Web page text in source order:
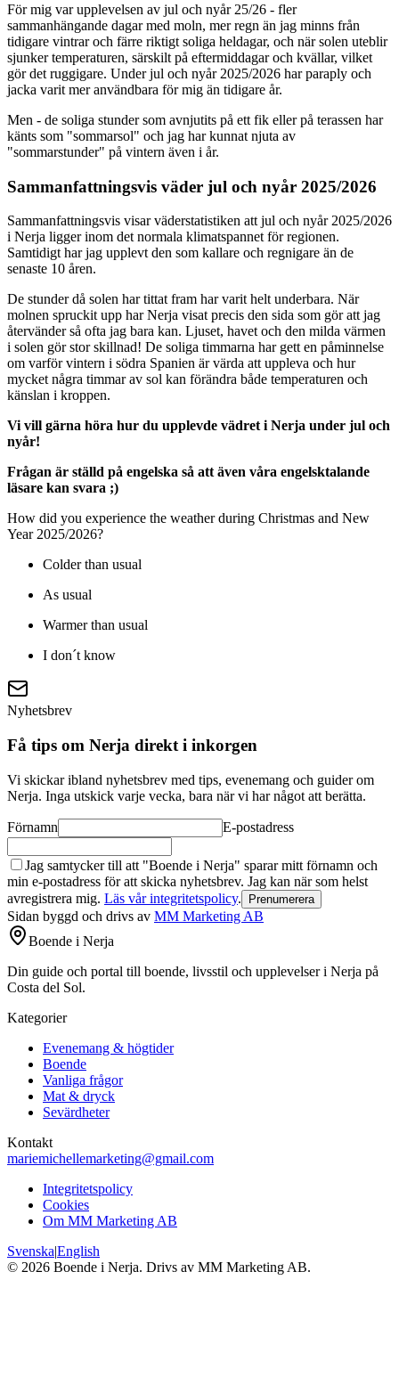
För mig var upplevelsen av jul och nyår 25/26 - fler
sammanhängande dagar med moln, mer regn än jag minns från
tidigare vintrar och färre riktigt soliga heldagar, och när solen uteblir
sjunker temperaturen, särskilt på eftermiddagar och kvällar, vilket
gör det ruggigare. Under jul och nyår 2025/2026 har paraply och
jacka varit mer användbara för mig än tidigare år.
Men - de soliga stunder som avnjutits på ett fik eller på terassen har
känts som "sommarsol" och jag har kunnat njuta av
"sommarstunder" på vintern även i år.
Sammanfattningsvis väder jul och nyår 2025/2026
Sammanfattningsvis visar väderstatistiken att jul och nyår 2025/2026
i Nerja ligger inom det normala klimatspannet för regionen.
Samtidigt har jag upplevt den som kallare och regnigare än de
senaste 10 åren.
De stunder då solen har tittat fram har varit helt underbara. När
molnen spruckit upp har Nerja visat precis den sida som gör att jag
återvänder så ofta jag bara kan. Ljuset, havet och den milda värmen
i solen gör stor skillnad! De soliga timmarna har gett en påminnelse
om varför vintern i södra Spanien är värda att uppleva och hur
mycket några timmar av sol kan förändra både temperaturen och
känslan i kroppen.
Vi vill gärna höra hur du upplevde vädret i Nerja under jul och
nyår!
Frågan är ställd på engelska så att även våra engelsktalande
läsare kan svara ;)
How did you experience the weather during Christmas and New
Year 2025/2026?
Colder than usual
As usual
Warmer than usual
I don´t know
Nyhetsbrev
Få tips om Nerja direkt i inkorgen
Vi skickar ibland nyhetsbrev med tips, evenemang och guider om
Nerja. Inga utskick varje vecka, bara när vi har något att berätta.
Förnamn E-postadress
Jag samtycker till att "Boende i Nerja" sparar mitt förnamn och
min e-postadress för att skicka nyhetsbrev. Jag kan när som helst
avregistrera mig. Läs vår integritetspolicy. Prenumerera
Sidan byggd och drivs av MM Marketing AB
Boende i Nerja
Din guide och portal till boende, livsstil och upplevelser i Nerja på
Costa del Sol.
Kategorier
Evenemang & högtider
Boende
Vanliga frågor
Mat & dryck
Sevärdheter
Kontakt
mariemichellemarketing@gmail.com
Integritetspolicy
Cookies
Om MM Marketing AB
Svenska|English
© 2026 Boende i Nerja. Drivs av MM Marketing AB.